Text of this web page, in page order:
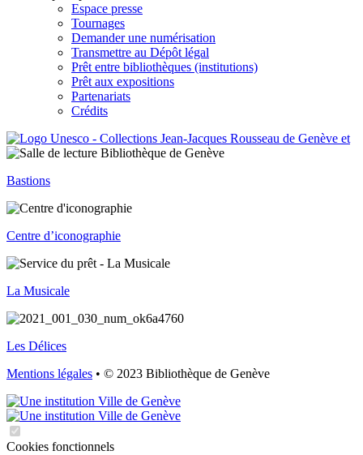
Espace presse
Tournages
Demander une numérisation
Transmettre au Dépôt légal
Prêt entre bibliothèques (institutions)
Prêt aux expositions
Partenariats
Crédits
Bastions
Centre d’iconographie
La Musicale
Les Délices
Mentions légales • © 2023 Bibliothèque de Genève
Cookies fonctionnels